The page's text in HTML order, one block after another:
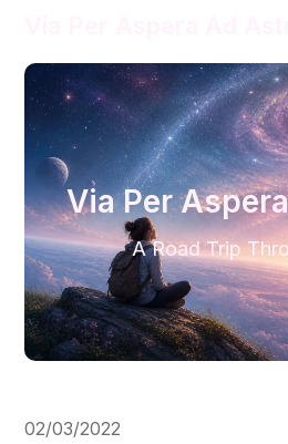
Via Per
A Road Trip
02/03/2022